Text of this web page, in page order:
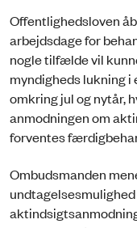
Offentlighedsloven
arbejdsdage for
nogle tilfælde vil
myndigheds lukning i
omkring jul og nytår,
anmodningen om
forventes
Ombudsmanden